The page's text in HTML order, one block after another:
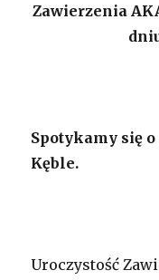
Zawierzenia
Spotykamy się
Kęble.
Uroczystość